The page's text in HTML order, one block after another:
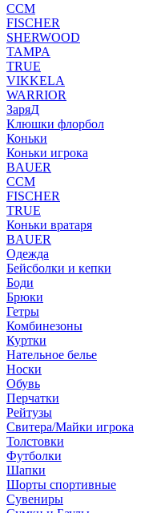
CCM
FISCHER
SHERWOOD
TAMPA
TRUE
VIKKELA
WARRIOR
ЗаряД
Клюшки флорбол
Коньки
Коньки игрока
BAUER
CCM
FISCHER
TRUE
Коньки вратаря
BAUER
Одежда
Бейсболки и кепки
Боди
Брюки
Гетры
Комбинезоны
Куртки
Нательное белье
Носки
Обувь
Перчатки
Рейтузы
Свитера/Майки игрока
Толстовки
Футболки
Шапки
Шорты спортивные
Сувениры